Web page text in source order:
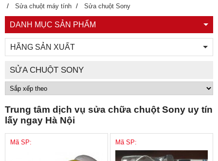
/ Sửa chuột máy tính / Sửa chuột Sony
DANH MỤC SẢN PHẨM
HÃNG SẢN XUẤT
SỬA CHUỘT SONY
Trung tâm dịch vụ sửa chữa chuột Sony uy tín
lấy ngay Hà Nội
Mã SP: Mã SP: